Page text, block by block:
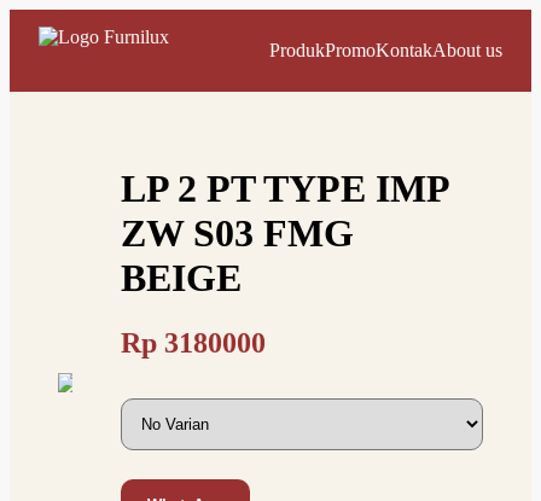
ProdukPromoKontakAbout us
LP 2 PT TYPE IMP
ZW S03 FMG
BEIGE
Rp 3180000